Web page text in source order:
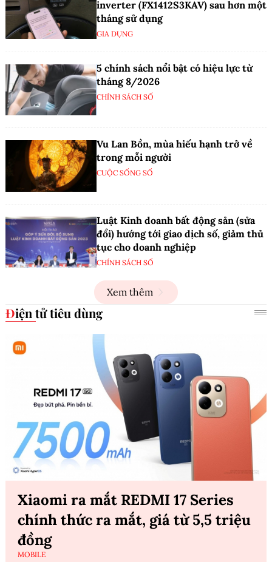
inverter (FX1412S3KAV) sau hơn một
tháng sử dụng
GIA DỤNG
5 chính sách nổi bật có hiệu lực từ
tháng 8/2026
CHÍNH SÁCH SỐ
Vu Lan Bồn, mùa hiếu hạnh trở về
trong mỗi người
CUỘC SỐNG SỐ
Luật Kinh doanh bất động sản (sửa
đổi) hướng tới giao dịch số, giảm thủ
tục cho doanh nghiệp
CHÍNH SÁCH SỐ
Xem thêm
Điện tử tiêu dùng
Xiaomi ra mắt REDMI 17 Series
chính thức ra mắt, giá từ 5,5 triệu
đồng
MOBILE